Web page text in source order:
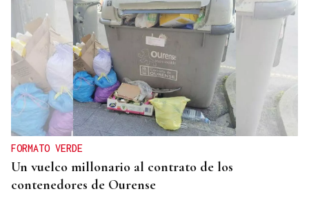
FORMATO VERDE
Un vuelco millonario al contrato de los
contenedores de Ourense